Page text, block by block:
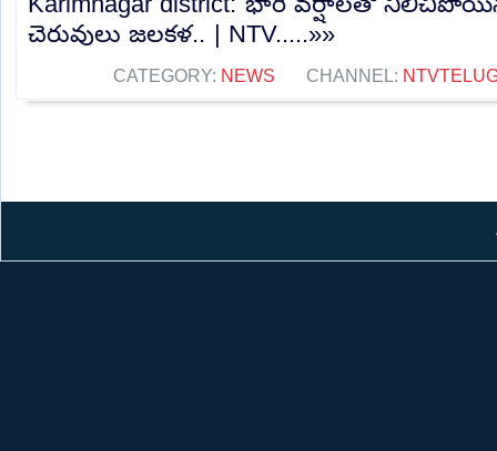
చెరువులు జలకళ.. | NTV.....»»
CATEGORY: NEWS CHANNEL: